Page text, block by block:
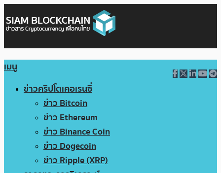
เมนู
ข่าวคริปโตเคอเรนซี่
ข่าว Bitcoin
ข่าว Ethereum
ข่าว Binance Coin
ข่าว Dogecoin
ข่าว Ripple (XRP)